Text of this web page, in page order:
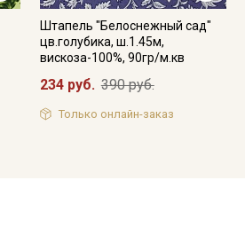
Штапель "Белоснежный сад"
цв.голубика, ш.1.45м,
вискоза-100%, 90гр/м.кв
234 руб. 390 руб.
Только онлайн-заказ